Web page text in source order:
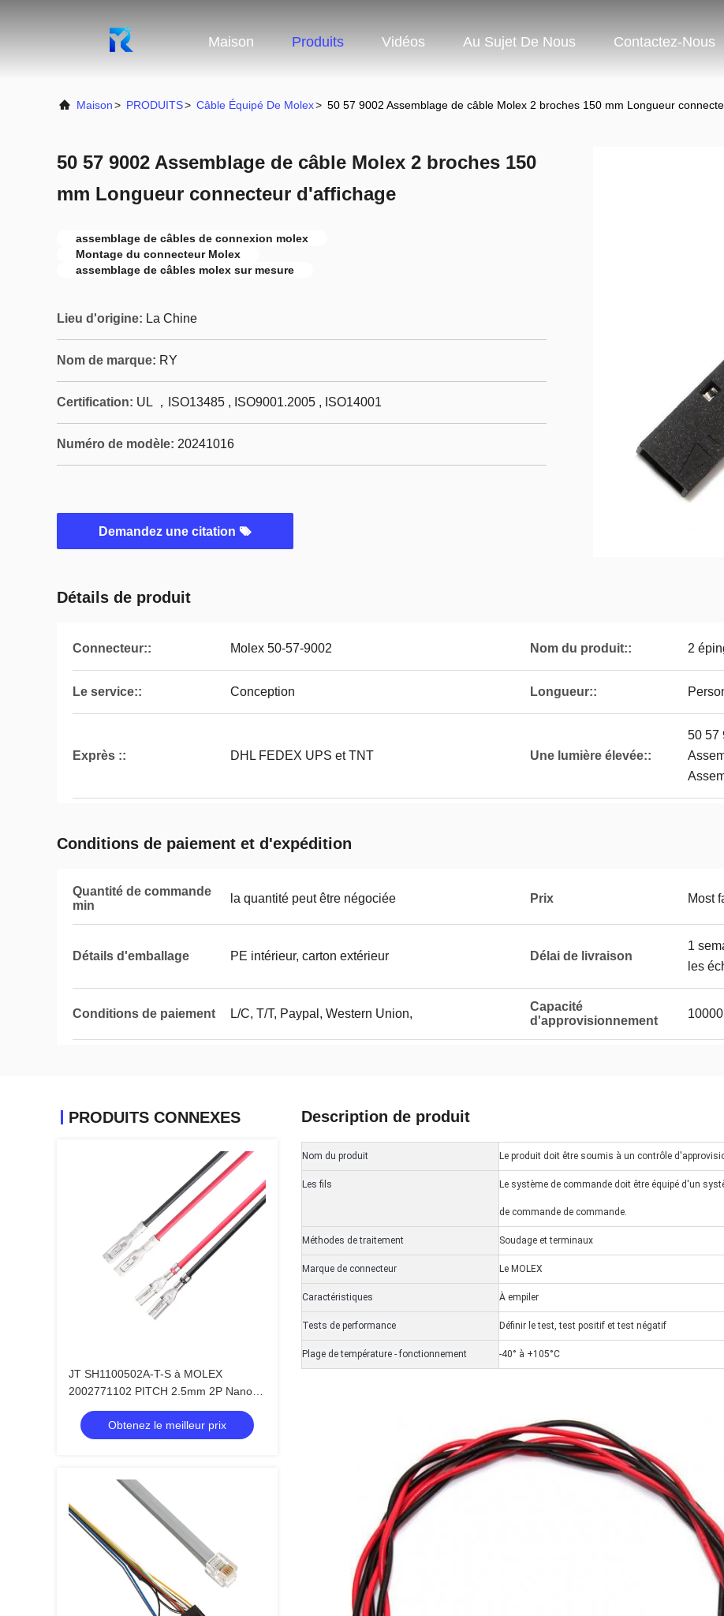
Maison Produits Vidéos Au Sujet De Nous Contactez-Nous
Maison> PRODUITS> Câble Équipé De Molex> 50 57 9002 Assemblage de câble Molex 2 broches 150 mm Longueur
50 57 9002 Assemblage de câble Molex 2 broches 150
mm Longueur connecteur d'affichage
assemblage de câbles de connexion molex
Montage du connecteur Molex
assemblage de câbles molex sur mesure
Lieu d'origine: La Chine
Nom de marque: RY
Certification: UL ，ISO13485 , ISO9001.2005 , ISO14001
Numéro de modèle: 20241016
Demandez une citation
Détails de produit
Connecteur:: Molex 50-57-9002 Nom du produit:: 2
Le service:: Conception Longueur::
Exprès :: DHL FEDEX UPS et TNT Une lumière élevée::
50 57
Conditions de paiement et d'expédition
Quantité de commande
min
la quantité peut être négociée Prix Most
Détails d'emballage PE intérieur, carton extérieur Délai de livraison
1
les
Conditions de paiement L/C, T/T, Paypal, Western Union,
Capacité
d'approvisionnement
PRODUITS CONNEXES
JT SH1100502A-T-S à MOLEX
2002771102 PITCH 2.5mm 2P Nano-
Fit Plug Housing 18-22AWG OEM /
ODM
Obtenez le meilleur prix
Description de produit
Nom du produit Le produit doit être soumis à un contrôle
Les fils Le système de commande doit être équipé d'un
de commande de commande.
Méthodes de traitement Soudage et terminaux
Marque de connecteur Le MOLEX
Caractéristiques À empiler
Tests de performance Définir le test, test positif et test négatif
Plage de température - fonctionnement -40° à +105°C